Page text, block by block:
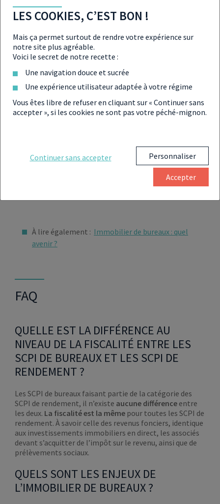
PRIMOPIERRE
Reim
ELIALYS Advenis 5,62 %
LF GRAND
PARIS
PATRIMOINE
française
Rem
ELYSEES
PIERRE
HSBC
Reim
5 %
Perial 4,80 %
3,62 %
À lire également : Immobilier de bureaux : quel
avenir ?
FAQ
QUELLE EST LA DIFFÉRENCE AU
NIVEAU DE LA FISCALITÉ ENTRE LES
SCPI DE BUREAUX ET LES SCPI DE
RENDEMENT ?
Les SCPI de bureaux faisant partie de la catégorie des
SCPI de rendement, il n’existe aucune différence entre
les deux. La fiscalité est la même pour toutes les SCPI de
rendement. À savoir celle des revenus fonciers, identique
aux investissements immobiliers en direct, les associés
devant s’acquitter de l’impôt sur le revenu, ainsi que de
prélèvements sociaux.
QUELS SONT LES ENJEUX DE
L’IMMOBILIER DE BUREAUX ?
LES COOKIES, C’EST BON !
Mais ça permet surtout de rendre votre expérience sur
notre site plus agréable.
Voici le secret de notre recette :
Une navigation douce et sucrée
Une expérience utilisateur adaptée à votre régime
Vous êtes libre de refuser en cliquant sur « Continuer sans
accepter », si les cookies ne sont pas votre péché-mignon.
Continuer sans accepter Personnaliser
Accepter